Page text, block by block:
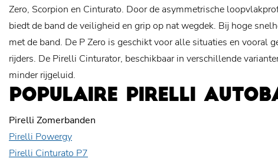
Zero, Scorpion en Cinturato. Door de asymmetrische
biedt de band de veiligheid en grip op nat wegdek. Bij hoge
met de band. De P Zero is geschikt voor alle situaties en vooral
rijders. De Pirelli Cinturator, beschikbaar in verschillende
minder rijgeluid.
POPULAIRE PIRELLI
Pirelli Zomerbanden
Pirelli Powergy
Pirelli Cinturato P7